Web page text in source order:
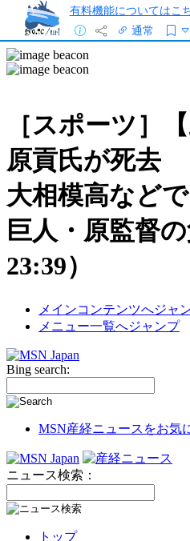
有料機能についてはこ
通常